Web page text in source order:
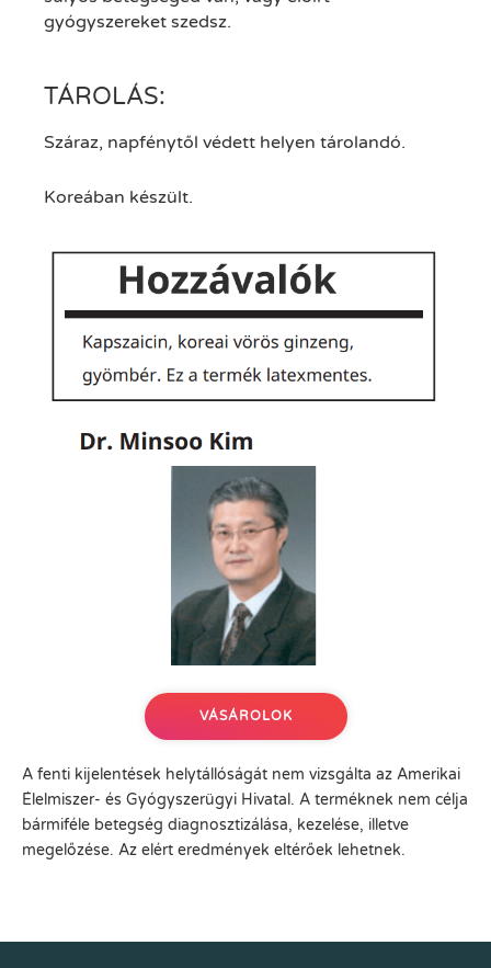
gyógyszereket szedsz.
TÁROLÁS:
Száraz, napfénytől védett helyen tárolandó.
Koreában készült.
VÁSÁROLOK
A fenti kijelentések helytállóságát nem vizsgálta az Amerikai
Élelmiszer- és Gyógyszerügyi Hivatal. A terméknek nem célja
bármiféle betegség diagnosztizálása, kezelése, illetve
megelőzése. Az elért eredmények eltérőek lehetnek.